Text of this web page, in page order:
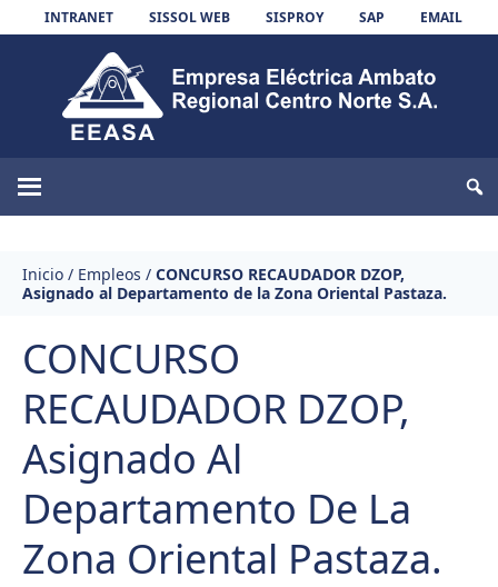
Skip to content
INTRANET SISSOL WEB SISPROY SAP EMAIL
EEASA
Inicio / Empleos / CONCURSO RECAUDADOR DZOP,
Asignado al Departamento de la Zona Oriental Pastaza.
CONCURSO
RECAUDADOR DZOP,
Asignado Al
Departamento De La
Zona Oriental Pastaza.